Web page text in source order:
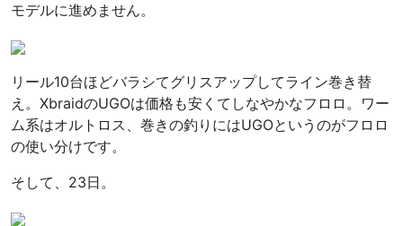
モデルに進めません。
リール10台ほどバラシてグリスアップしてライン巻き替
え。XbraidのUGOは価格も安くてしなやかなフロロ。ワー
ム系はオルトロス、巻きの釣りにはUGOというのがフロロ
の使い分けです。
そして、23日。